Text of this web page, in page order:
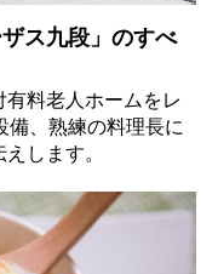
ス九段」のすべ
料老人ホームをレ
備、熟練の料理長に
します。